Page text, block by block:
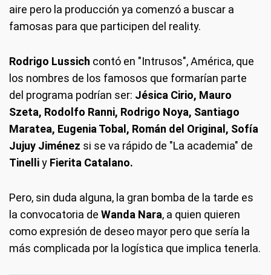
aire pero la producción ya comenzó a buscar a
famosas para que participen del reality.
Rodrigo Lussich contó en "Intrusos", América, que
los nombres de los famosos que formarían parte
del programa podrían ser: Jésica Cirio, Mauro
Szeta, Rodolfo Ranni, Rodrigo Noya, Santiago
Maratea, Eugenia Tobal, Román del Original, Sofía
Jujuy Jiménez si se va rápido de "La academia" de
Tinelliy Fierita Catalano.
Pero, sin duda alguna, la gran bomba de la tarde es
la convocatoria de Wanda Nara, a quien quieren
como expresión de deseo mayor pero que sería la
más complicada por la logística que implica tenerla.